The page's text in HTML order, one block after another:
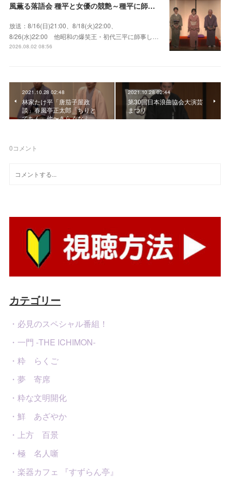
風薫る落語会 種平と女優の競艶～種平に師事した女優たちが百花繚乱に咲き誇る大人気落語会
放送：8/16(日)21:00、8/18(火)22:00、
8/26(水)22:00 他昭和の爆笑王・初代三平に師事し…
2026.08.02 08:56
2021.10.28 02:48
林家たけ平「唐茄子屋政
談」春風亭正太郎「ちりと
てちん」他〜きらくなふ…
2021.10.28 02:44
第30回日本浪曲協会大演芸
まつり
0コメント
カテゴリー
・必見のスペシャル番組！
・一門 -THE ICHIMON-
・粋 らくご
・夢 寄席
・粋な文明開化
・鮮 あざやか
・上方 百景
・極 名人噺
・楽器カフェ 『すずらん亭』